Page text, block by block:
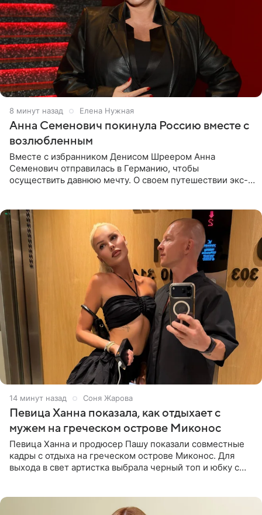
9 минут назад Елена Нужная
Анна Семенович покинула Россию вместе с
возлюбленным
Вместе с избранником Денисом Шреером Анна
Семенович отправилась в Германию, чтобы
осуществить давнюю мечту. О своем путешествии экс-
15 минут назад Соня Жарова
Певица Ханна показала, как отдыхает с
мужем на греческом острове Миконос
Певица Ханна и продюсер Пашу показали совместные
кадры с отдыха на греческом острове Миконос. Для
выхода в свет артистка выбрала черный топ и юбку с